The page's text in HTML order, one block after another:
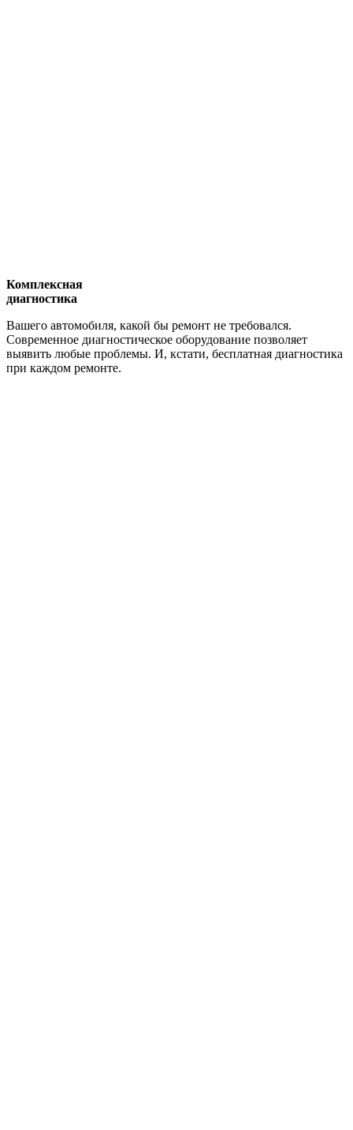
Комплексная
диагностика
Вашего автомобиля, какой бы ремонт не требовался.
Современное диагностическое оборудование позволяет
выявить любые проблемы. И, кстати, бесплатная диагностика
при каждом ремонте.